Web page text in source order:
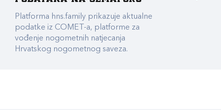
Platforma hns.family prikazuje aktualne
podatke iz COMET-a, platforme za
vođenje nogometnih natjecanja
Hrvatskog nogometnog saveza.